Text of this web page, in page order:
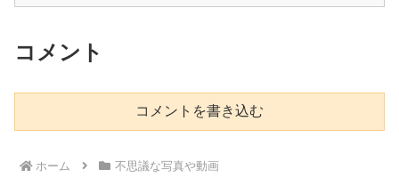
コメント
コメントを書き込む
ホーム 不思議な写真や動画